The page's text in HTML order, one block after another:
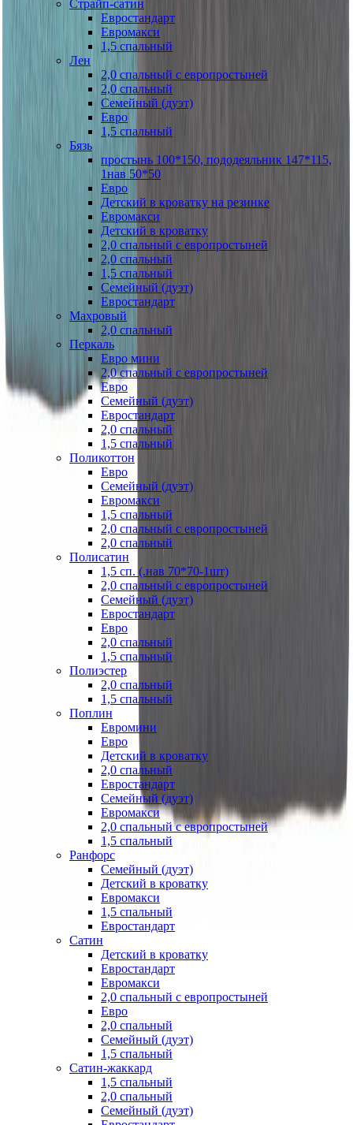
Страйп-сатин
Евростандарт
Евромакси
1,5 спальный
Лен
2,0 спальный с европростыней
2,0 спальный
Семейный (дуэт)
Евро
1,5 спальный
Бязь
простынь 100*150, пододеяльник 147*115,
1нав 50*50
Евро
Детский в кроватку на резинке
Евромакси
Детский в кроватку
2,0 спальный с европростыней
2,0 спальный
1,5 спальный
Семейный (дуэт)
Евростандарт
Махровый
2,0 спальный
Перкаль
Евро мини
2,0 спальный с европростыней
Евро
Семейный (дуэт)
Евростандарт
2,0 спальный
1,5 спальный
Поликоттон
Евро
Семейный (дуэт)
Евромакси
1,5 спальный
2,0 спальный с европростыней
2,0 спальный
Полисатин
1,5 сп. (.нав 70*70-1шт)
2,0 спальный с европростыней
Семейный (дуэт)
Евростандарт
Евро
2,0 спальный
1,5 спальный
Полиэстер
2,0 спальный
1,5 спальный
Поплин
Евромини
Евро
Детский в кроватку
2,0 спальный
Евростандарт
Семейный (дуэт)
Евромакси
2,0 спальный с европростыней
1,5 спальный
Ранфорс
Семейный (дуэт)
Детский в кроватку
Евромакси
1,5 спальный
Евростандарт
Сатин
Детский в кроватку
Евростандарт
Евромакси
2,0 спальный с европростыней
Евро
2,0 спальный
Семейный (дуэт)
1,5 спальный
Сатин-жаккард
1,5 спальный
2,0 спальный
Семейный (дуэт)